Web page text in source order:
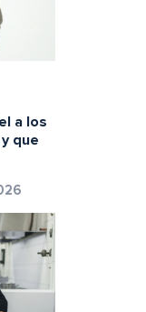
a los
que